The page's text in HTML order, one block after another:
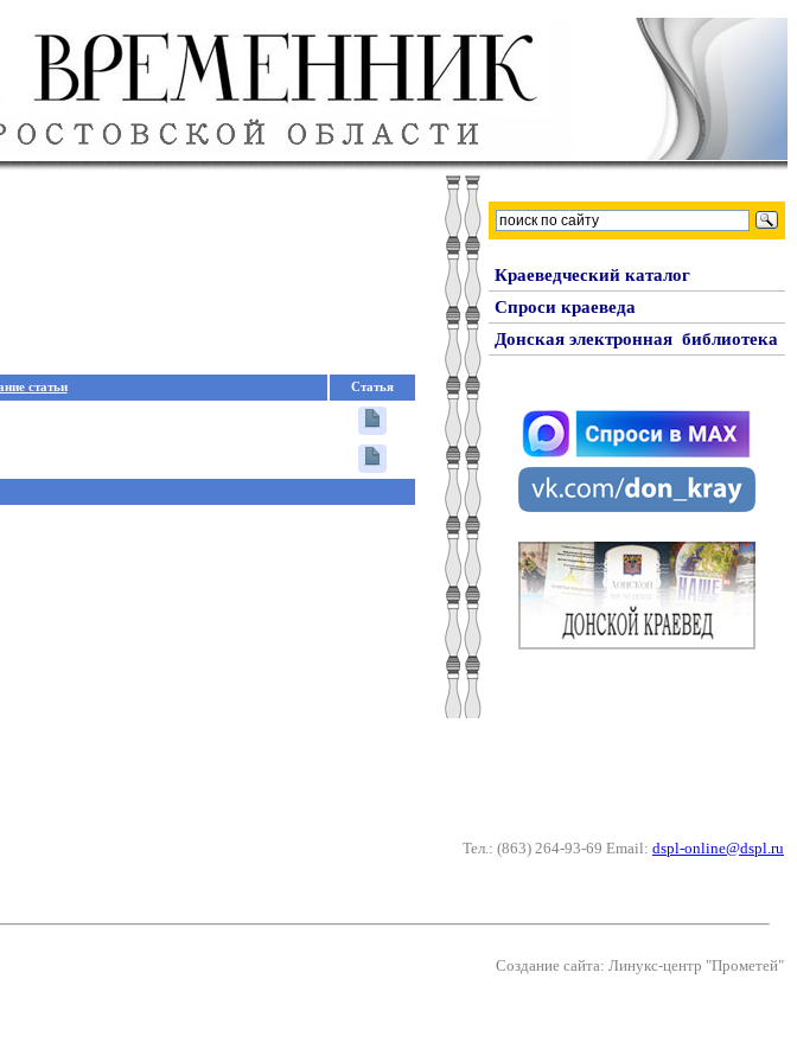
статьи Статья
Краеведческий каталог
Спроси краеведа
Донская электронная библиотека
Тел.: (863) 264-93-69 Email: dspl-online@dspl.ru
Создание сайта: Линукс-центр "Прометей"